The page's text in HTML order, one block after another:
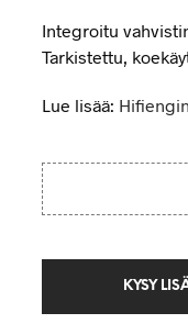
Integroitu
Tarkistettu,
Lue lisää: